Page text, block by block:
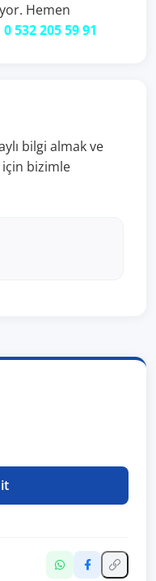
Hemen
0 532 205 59 91
bilgi almak ve
bizimle